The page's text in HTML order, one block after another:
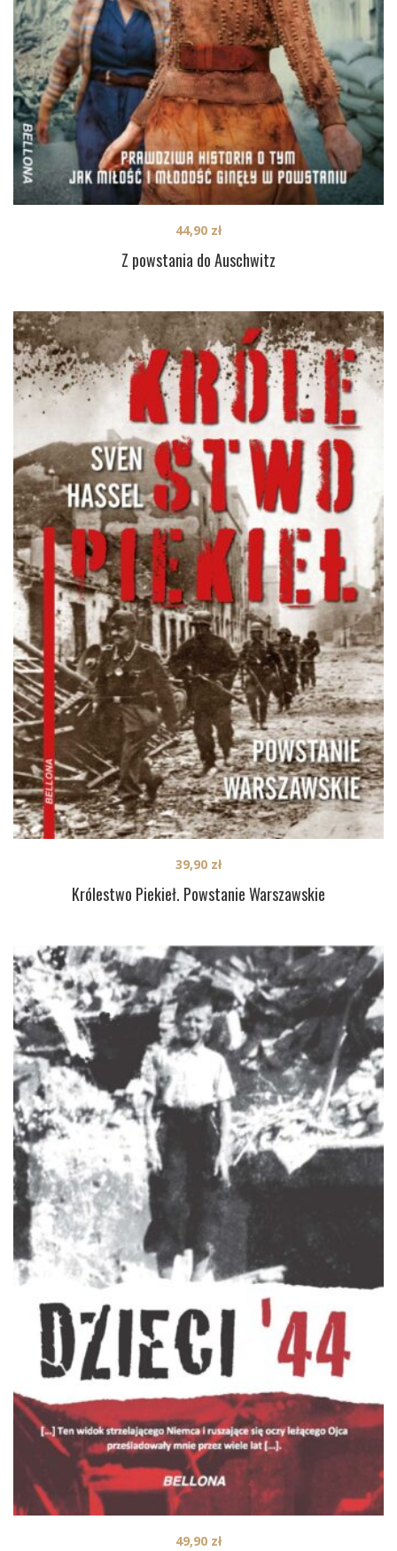
Z powstania do Auschwitz
44,90 zł
Królestwo Piekieł. Powstanie Warszawskie
39,90 zł
49,90 zł